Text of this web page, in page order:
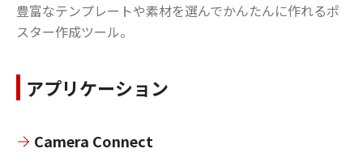
豊富なテンプレートや素材を選んでかんたんに作れるポ
スター作成ツール。
アプリケーション
Camera Connect